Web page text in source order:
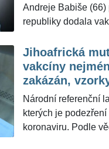
Andreje Babiše
republiky dodala
(50). Vadí mu, že
schvalovací proces.
Tachezy pro
klasického typu,
Moderna či Pfizer
Jihoafrická
vakcíny
zakázán,
Národní referenční
kterých je
koronaviru. Podle